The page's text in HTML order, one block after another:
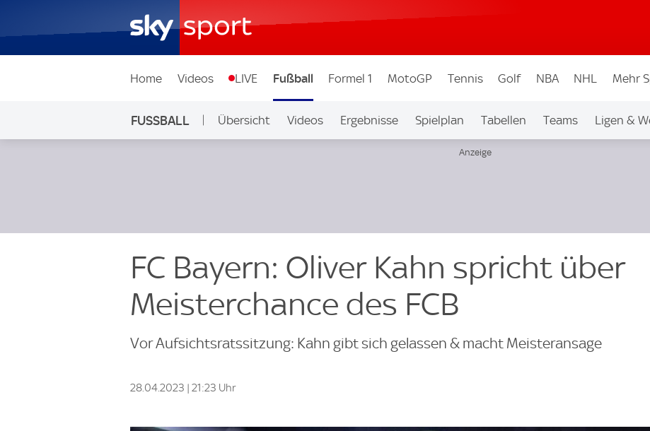
Home Videos LIVE Fußball Formel 1 MotoGP Tennis Golf NBA NHL Mehr
FUSSBALL Übersicht Videos Ergebnisse Spielplan Tabellen Teams Ligen &
FC Bayern: Oliver Kahn spricht über
Meisterchance des FCB
Vor Aufsichtsratssitzung: Kahn gibt sich gelassen & macht Meisteransage
28.04.2023 | 21:23 Uhr